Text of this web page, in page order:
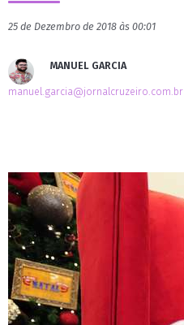
25 de Dezembro de 2018 às 00:01
MANUEL GARCIA
manuel.garcia@jornalcruzeiro.com.br